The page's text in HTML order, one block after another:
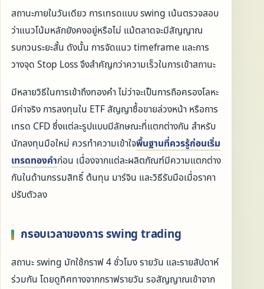
สถานะภายในวันเดียว การเทรดแบบ swing เน้นตรวจสอบ
ว่าแนวโน้มหลักยังคงอยู่หรือไม่ แม้ตลาดจะมีสัญญาณ
รบกวนระยะสั้น ดังนั้น การจัดแนว timeframe และการ
วางจุด Stop Loss จึงสำคัญกว่าความเร็วในการเข้าสถานะ
มีหลายวิธีในการเข้าถึงทองคำ ไม่ว่าจะเป็นการถือครองโลหะ
มีค่าจริง การลงทุนใน ETF สัญญาซื้อขายล่วงหน้า หรือการ
เทรด CFD ซึ่งแต่ละรูปแบบมีลักษณะที่แตกต่างกัน สำหรับ
นักลงทุนมือใหม่ ควรทำความเข้าใจพื้นฐานที่ควรรู้ก่อนเริ่ม
เทรดทองคำก่อน เนื่องจากแต่ละผลิตภัณฑ์มีความแตกต่าง
กันในด้านกรรมสิทธิ์ ต้นทุน มาร์จิน และวิธีรับมือเมื่อราคา
ปรับตัวลง
กรอบเวลาของการ swing trading
สถานะ swing มักใช้กราฟ 4 ชั่วโมง รายวัน และรายสัปดาห์
ร่วมกัน โดยดูทิศทางจากกราฟรายวัน รอสัญญาณเข้าจาก